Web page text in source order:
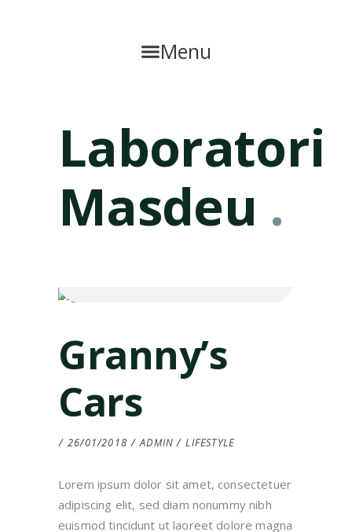
Menu
Laboratori
Masdeu .
Granny’s
Cars
26/01/2018 ADMIN LIFESTYLE
Lorem ipsum dolor sit amet, consectetuer
adipiscing elit, sed diam nonummy nibh
euismod tincidunt ut laoreet dolore magna